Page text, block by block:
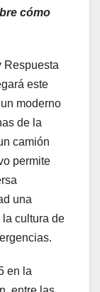
cómo
Respuesta
este
moderno
de la
camión
permite
una
cultura de
en la